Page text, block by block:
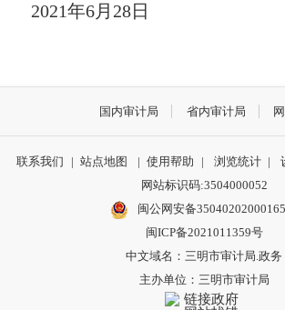
2021年6月 28日
国内审计局 省内审计局
联系我们 | 站点地图 | 使用帮助 | 浏览统计 |
网站标识码:3504000052
闽公网安备
闽ICP备2021011359号
中文域名：三明市审计局.政务
主办单位：三明市审计局